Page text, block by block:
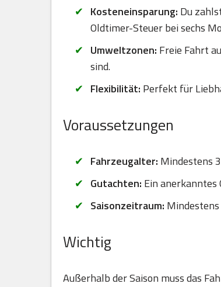
Kosteneinsparung: Du
Oldtimer-Steuer bei sechs
Umweltzonen: Freie Fahrt
sind.
Flexibilität: Perfekt für
Voraussetzungen
Fahrzeugalter: Mindestens
Gutachten: Ein
Saisonzeitraum:
Wichtig
Außerhalb der Saison muss das